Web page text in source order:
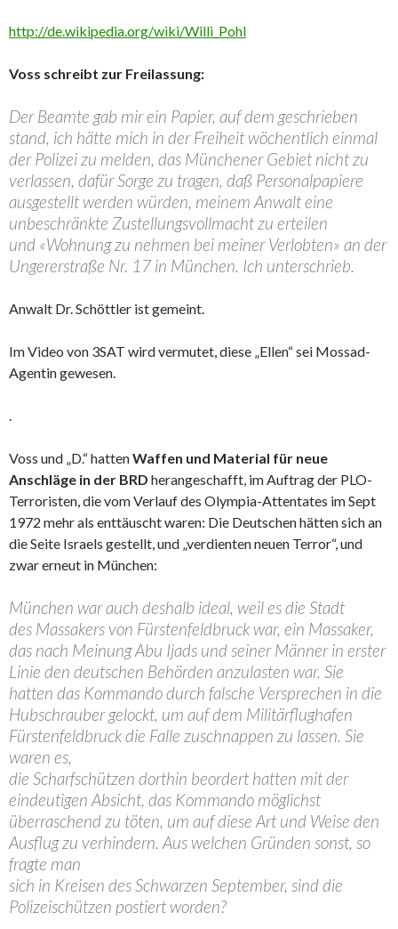
http://de.wikipedia.org/wiki/Willi_Pohl
Voss schreibt zur Freilassung:
Der Beamte gab mir ein Papier, auf dem geschrieben
stand, ich hätte mich in der Freiheit wöchentlich einmal
der Polizei zu melden, das Münchener Gebiet nicht zu
verlassen, dafür Sorge zu tragen, daß Personalpapiere
ausgestellt werden würden, meinem Anwalt eine
unbeschränkte Zustellungsvollmacht zu erteilen
und «Wohnung zu nehmen bei meiner Verlobten» an der
Ungererstraße Nr. 17 in München. Ich unterschrieb.
Anwalt Dr. Schöttler ist gemeint.
Im Video von 3SAT wird vermutet, diese „Ellen“ sei Mossad-
Agentin gewesen.
.
Voss und „D.“ hattenWaffen und Material für neue
Anschläge in der BRD herangeschafft, im Auftrag der PLO-
Terroristen, die vom Verlauf des Olympia-Attentates im Sept
1972 mehr als enttäuscht waren: Die Deutschen hätten sich an
die Seite Israels gestellt, und „verdienten neuen Terror“, und
zwar erneut in München:
München war auch deshalb ideal, weil es die Stadt
des Massakers von Fürstenfeldbruck war, ein Massaker,
das nach Meinung Abu Ijads und seiner Männer in erster
Linie den deutschen Behörden anzulasten war. Sie
hatten das Kommando durch falsche Versprechen in die
Hubschrauber gelockt, um auf dem Militärflughafen
Fürstenfeldbruck die Falle zuschnappen zu lassen. Sie
waren es,
die Scharfschützen dorthin beordert hatten mit der
eindeutigen Absicht, das Kommando möglichst
überraschend zu töten, um auf diese Art und Weise den
Ausflug zu verhindern. Aus welchen Gründen sonst, so
fragte man
sich in Kreisen des Schwarzen September, sind die
Polizeischützen postiert worden?